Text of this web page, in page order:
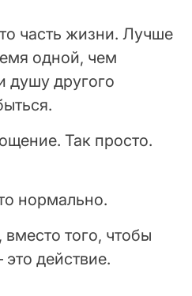
часть жизни. Лучше
одной, чем
душу другого
Так просто.
нормально.
того, чтобы
действие.